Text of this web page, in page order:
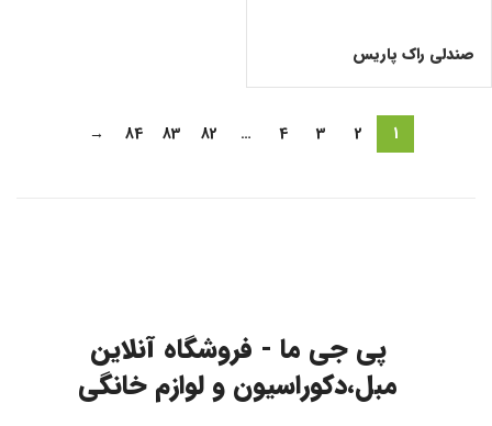
صندلی راک پاریس
1
2
3
4
…
82
83
84
→
پی جی ما - فروشگاه آنلاین
مبل،دکوراسیون و لوازم خانگی